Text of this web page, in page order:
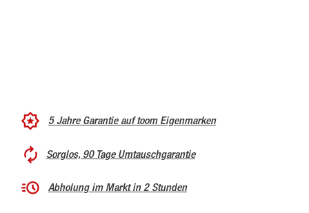
5 Jahre Garantie auf toom Eigenmarken
Sorglos, 90 Tage Umtauschgarantie
Abholung im Markt in 2 Stunden